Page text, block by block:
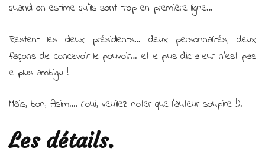
quand on estime qu’ils sont trop en première ligne…
Restent les deux présidents… deux personnalités, deux
façons de concevoir le pouvoir… et le plus dictateur n’est pas
le plus ambigu !
Mais, bon, Asim…. (oui, veuillez noter que l’auteur soupire !).
Les détails.